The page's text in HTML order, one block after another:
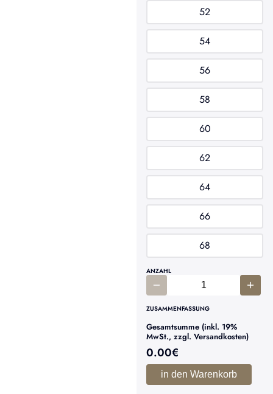
52
54
56
58
60
62
64
66
68
ANZAHL
ZUSAMMENFASSUNG
Gesamtsumme (inkl. 19%
MwSt., zzgl. Versandkosten)
0.00€
in den Warenkorb